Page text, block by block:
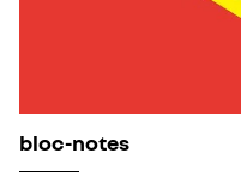
bloc-notes